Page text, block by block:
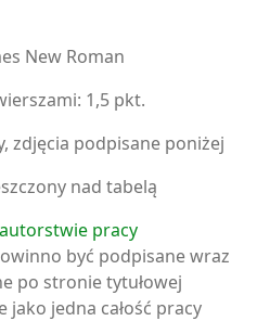
New Roman
1,5 pkt.
zdjęcia podpisane poniżej
nad tabelą
pracy
być podpisane wraz
po stronie tytułowej
jako jedna całość pracy